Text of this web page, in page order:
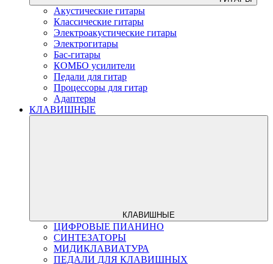
Акустические гитары
Классические гитары
Электроакустические гитары
Электрогитары
Бас-гитары
КОМБО усилители
Педали для гитар
Процессоры для гитар
Адаптеры
КЛАВИШНЫЕ
КЛАВИШНЫЕ
ЦИФРОВЫЕ ПИАНИНО
СИНТЕЗАТОРЫ
МИДИКЛАВИАТУРА
ПЕДАЛИ ДЛЯ КЛАВИШНЫХ